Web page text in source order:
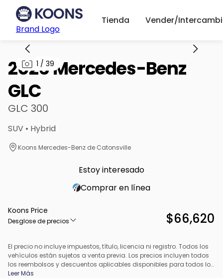
Brand Logo
Tienda Vender/
1 / 39
2026 Mercedes-Benz
GLC
GLC 300
SUV • Hybrid
Koons Mercedes-Benz de Catonsville
Estoy interesado
Comprar en línea
Koons Price
Desglose de precios $66,620
El precio no incluye impuestos, título, licencia ni registro. Todos los
vehículos están sujetos a venta previa. Los precios incluyen todos
los reembolsos y descuentos aplicables disponibles para todos los
consumidores; pueden aplicarse reembolsos adicionales. Es
Leer Más